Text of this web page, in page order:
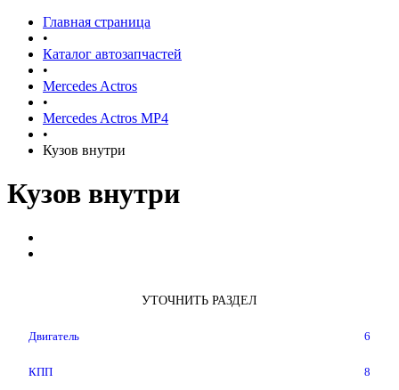
Главная страница
•
Каталог автозапчастей
•
Mercedes Actros
•
Mercedes Actros MP4
•
Кузов внутри
Кузов внутри
УТОЧНИТЬ РАЗДЕЛ
Двигатель 6
КПП 8